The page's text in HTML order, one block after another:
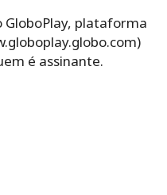
GloboPlay, plataforma
é assinante.